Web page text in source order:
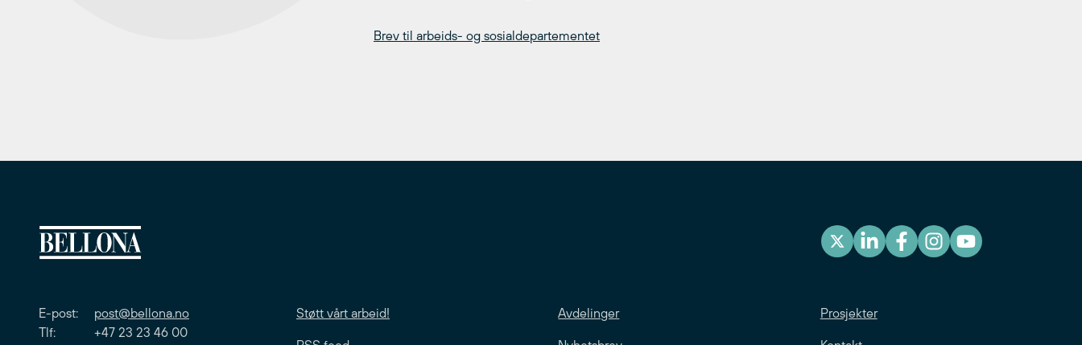
Brev til arbeids- og sosialdepartementet
E-post: post@bellona.no
Tlf: +47 23 23 46 00
Støtt vårt arbeid! Avdelinger Prosjekter